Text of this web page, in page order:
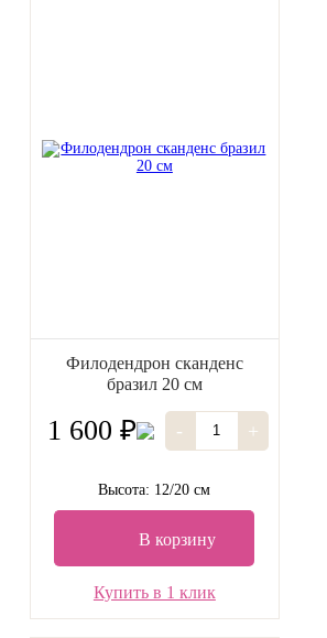
Филодендрон сканденс
бразил 20 см
1 600 ₽ - +
Высота: 12/20 см
В корзину
Купить в 1 клик